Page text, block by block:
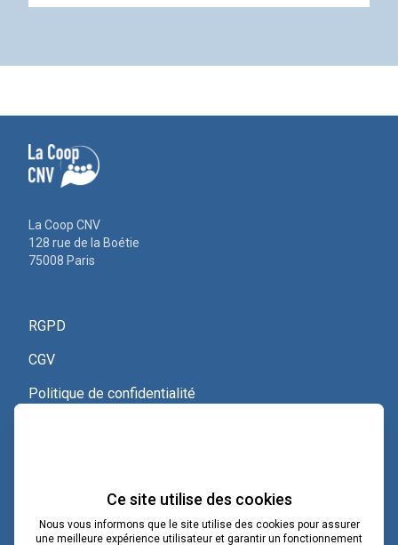
La Coop CNV
128 rue de la Boétie
75008 Paris
RGPD
CGV
Politique de confidentialité
Voir le certificat QualiopiCe site utilise des cookies
Nous vous informons que le site utilise des cookies pour assurer
une meilleure expérience utilisateur et garantir un fonctionnement